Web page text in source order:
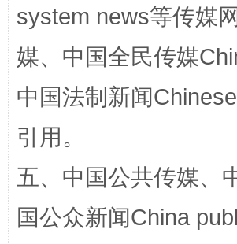
system news等传媒
媒、中国全民传媒
中国法制新闻
引用。
五、中国公共传媒、
国公众新闻China